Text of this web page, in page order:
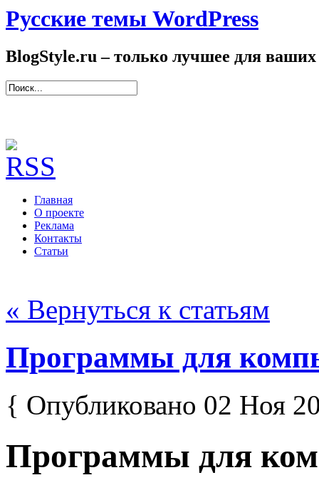
Русские темы WordPress
BlogStyle.ru – только лучшее для ваших
Главная
О проекте
Реклама
Контакты
Статьи
« Вернуться к статьям
Программы для
{ Опубликовано 02 Ноя
Программы для